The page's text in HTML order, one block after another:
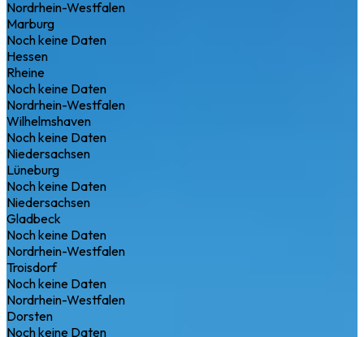
Nordrhein-Westfalen
Marburg
Noch keine Daten
Hessen
Rheine
Noch keine Daten
Nordrhein-Westfalen
Wilhelmshaven
Noch keine Daten
Niedersachsen
Lüneburg
Noch keine Daten
Niedersachsen
Gladbeck
Noch keine Daten
Nordrhein-Westfalen
Troisdorf
Noch keine Daten
Nordrhein-Westfalen
Dorsten
Noch keine Daten